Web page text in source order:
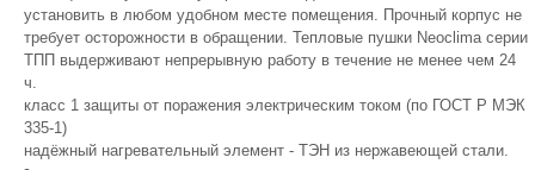
установить в любом удобном месте помещения. Прочный корпус не
требует осторожности в обращении. Тепловые пушки Neoclima серии
ТПП выдерживают непрерывную работу в течение не менее чем 24
ч.
класс 1 защиты от поражения электрическим током (по ГОСТ Р МЭК
335-1)
надёжный нагревательный элемент - ТЭН из нержавеющей стали.